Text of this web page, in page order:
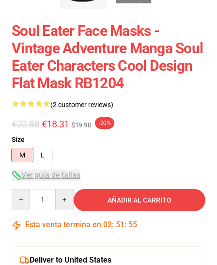
Soul Eater Face Masks -
Vintage Adventure Manga Soul
Eater Characters Cool Design
Flat Mask RB1204
(2 customer reviews)
€22.88 €18.31 $19.90 -20%
Size
M
L
Ver guía de tallas
AÑADIR AL CARRITO
Esta venta termina en 02: 51 : 54
Deliver to United States